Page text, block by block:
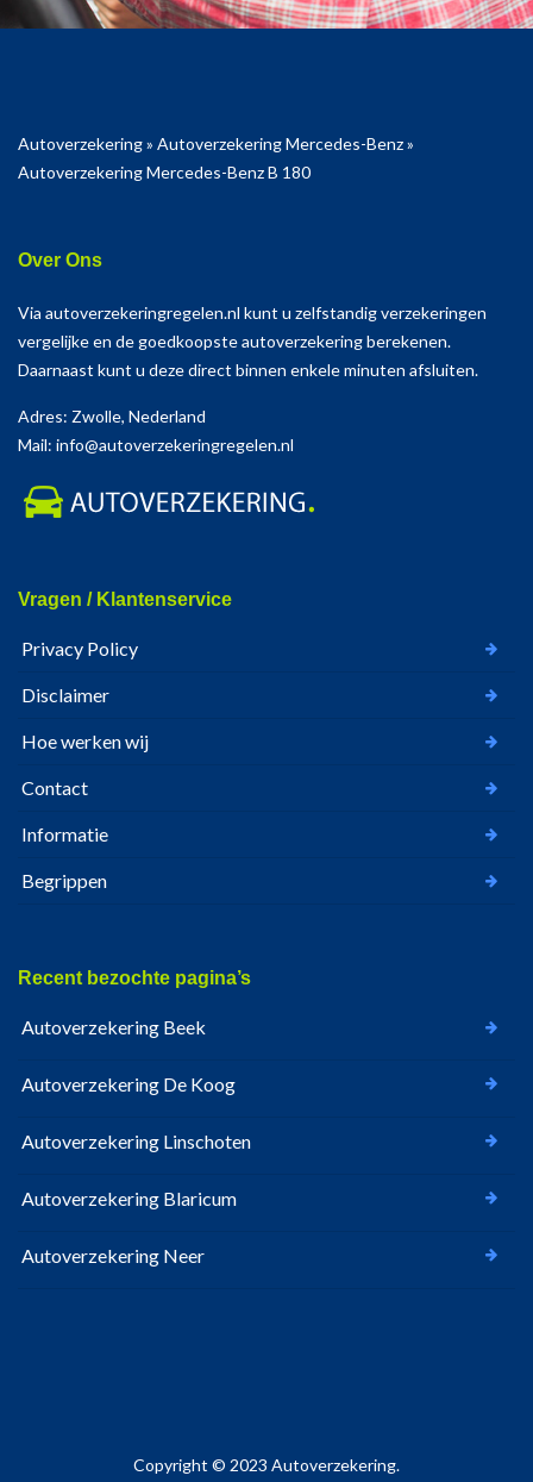
Autoverzekering» Autoverzekering Mercedes-Benz»
Autoverzekering Mercedes-Benz B 180
Over Ons
Via autoverzekeringregelen.nl kunt u zelfstandig verzekeringen
vergelijke en de goedkoopste autoverzekering berekenen.
Daarnaast kunt u deze direct binnen enkele minuten afsluiten.
Adres: Zwolle, Nederland
Mail: info@autoverzekeringregelen.nl
Vragen / Klantenservice
Privacy Policy
Disclaimer
Hoe werken wij
Contact
Informatie
Begrippen
Recent bezochte pagina’s
Autoverzekering Beek
Autoverzekering De Koog
Autoverzekering Linschoten
Autoverzekering Blaricum
Autoverzekering Neer
Copyright © 2023 Autoverzekering.